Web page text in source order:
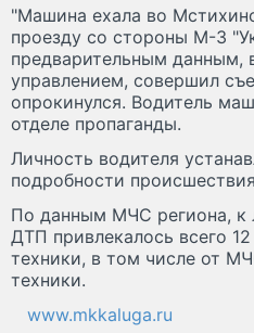
"Машина ехала во
проезду со стороны М-3
предварительным данным,
управлением, совершил
опрокинулся. Водитель
отделе пропаганды.
Личность водителя
подробности
По данным МЧС региона, к
ДТП привлекалось всего
техники, в том числе от
техники.
www.mkkaluga.ru